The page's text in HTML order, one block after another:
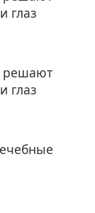
глаз
решают
глаз